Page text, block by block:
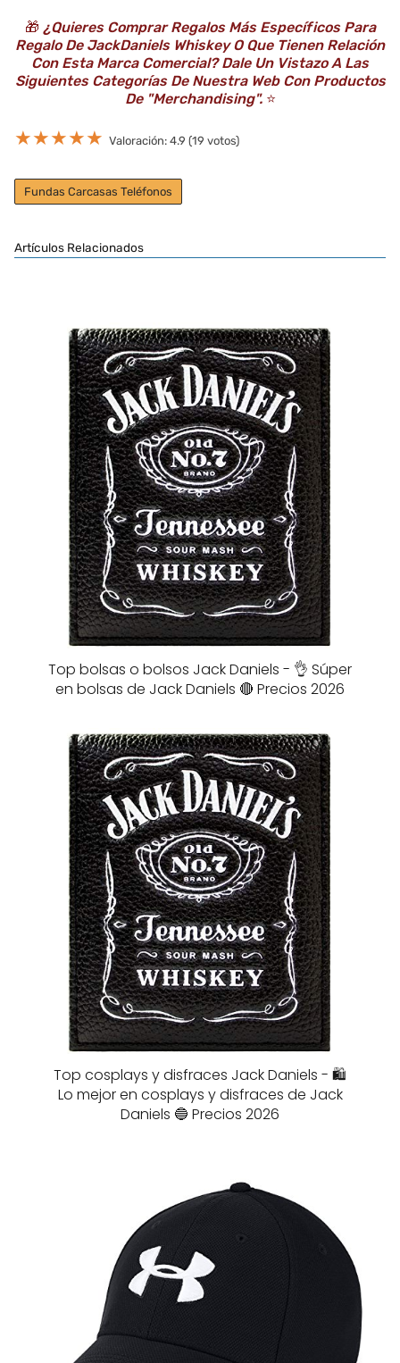
🎁 ¿Quieres Comprar Regalos Más Específicos Para
Regalo De JackDaniels Whiskey O Que Tienen Relación
Con Esta Marca Comercial? Dale Un Vistazo A Las
Siguientes Categorías De Nuestra Web Con Productos
De "Merchandising".⭐️
★★★★★ Valoración: 4.9 (19 votos)
Fundas Carcasas Teléfonos
Artículos Relacionados
Top bolsas o bolsos Jack Daniels - 👌 Súper
en bolsas de Jack Daniels 🔴 Precios 2026
Top cosplays y disfraces Jack Daniels - 🛍️
Lo mejor en cosplays y disfraces de Jack
Daniels 🔵 Precios 2026